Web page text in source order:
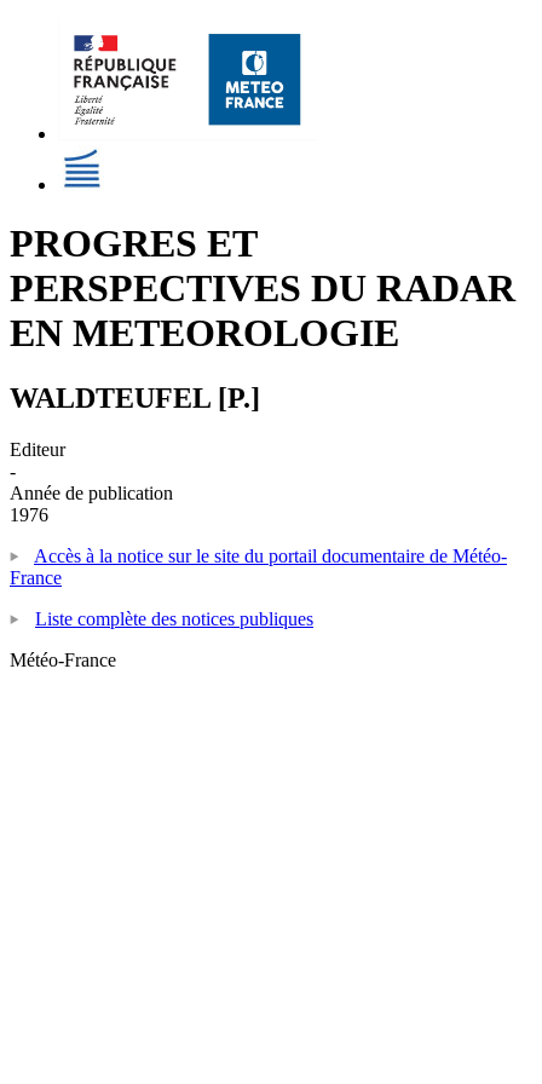
PROGRES ET
PERSPECTIVES DU RADAR
EN METEOROLOGIE
WALDTEUFEL [P.]
Editeur
-
Année de publication
1976
Accès à la notice sur le site du portail documentaire de Météo-
France
Liste complète des notices publiques
Météo-France